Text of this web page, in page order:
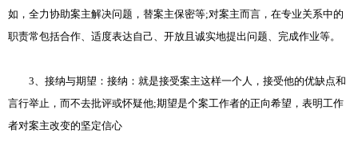
如，全力协助案主解决问题，替案主保密等;对案主而言，在专业关系中的
职责常包括合作、适度表达自己、开放且诚实地提出问题、完成作业等。
3、接纳与期望：接纳：就是接受案主这样一个人，接受他的优缺点和
言行举止，而不去批评或怀疑他;期望是个案工作者的正向希望，表明工作
者对案主改变的坚定信心